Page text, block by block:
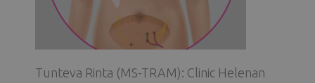
Tunteva Rinta (MS-TRAM): Clinic Helenan